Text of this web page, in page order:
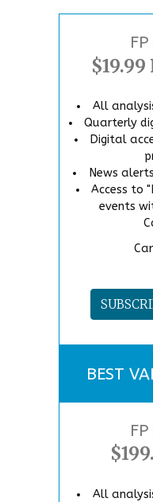
All
Quarterly
Digital
News
Access to
events
BEST
All